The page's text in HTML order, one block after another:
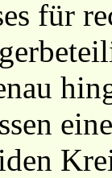
für